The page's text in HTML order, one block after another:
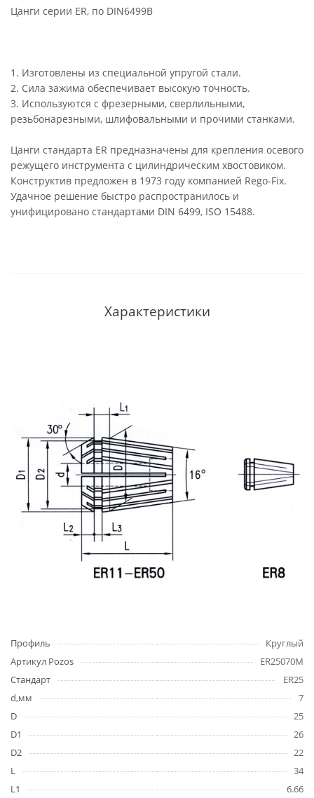
Цанги серии ER, по DIN6499B
1. Изготовлены из специальной упругой стали.
2. Сила зажима обеспечивает высокую точность.
3. Используются с фрезерными, сверлильными,
резьбонарезными, шлифовальными и прочими станками.
Цанги стандарта ER предназначены для крепления осевого
режущего инструмента с цилиндрическим хвостовиком.
Конструктив предложен в 1973 году компанией Rego-Fix.
Удачное решение быстро распространилось и
унифицировано стандартами DIN 6499, ISO 15488.
Характеристики
Профиль
Круглый
Артикул Pozos
ER25070M
Стандарт
ER25
d,мм
7
D
25
D1
26
D2
22
L
34
L1
6.66